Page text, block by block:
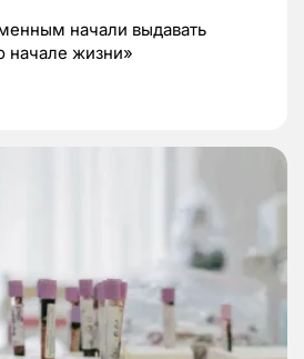
начали выдавать
начале жизни»